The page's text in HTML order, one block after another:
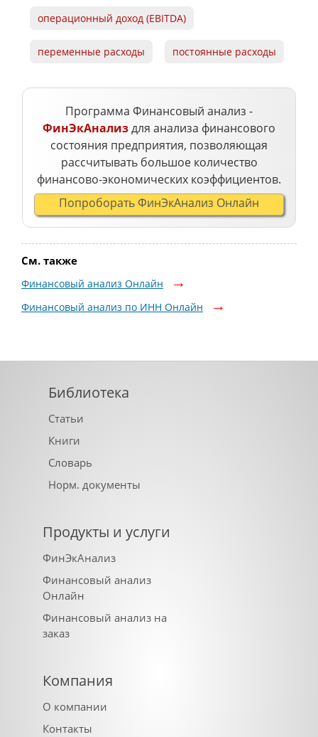
операционный доход (EBITDA)
переменные расходы постоянные расходы
Программа Финансовый анализ -
ФинЭкАнализдля анализа финансового
состояния предприятия, позволяющая
рассчитывать большое количество
финансово-экономических коэффициентов.
Попроборать ФинЭкАнализ Онлайн
См. также
Финансовый анализ Онлайн
Финансовый анализ по ИНН Онлайн
Библиотека
Статьи
Книги
Словарь
Норм. документы
Продукты и услуги
ФинЭкАнализ
Финансовый анализ
Онлайн
Финансовый анализ на
заказ
Компания
О компании
Контакты